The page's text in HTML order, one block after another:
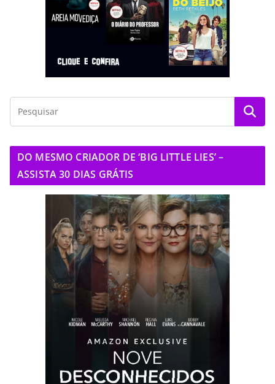
DO MESMO CRIADOR DE ‘BIG LITTLE LIES’ –
ASSISTA 30 DIAS GRÁTIS